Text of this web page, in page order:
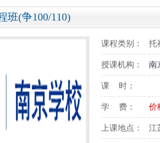
班(争100/110)
课程类别： 托
授课机构： 南
课 时：
学 费： 价
上课地点： 江